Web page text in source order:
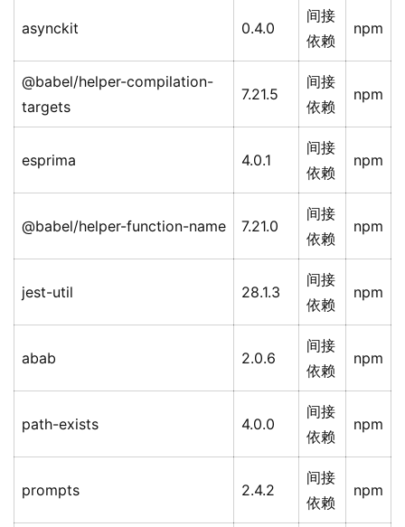
asynckit 0.4.0
间接
依赖
npm
@babel/helper-compilation-
targets
7.21.5
间接
依赖
npm
esprima 4.0.1
间接
依赖
npm
@babel/helper-function-name 7.21.0
间接
依赖
npm
jest-util 28.1.3
间接
依赖
npm
abab 2.0.6
间接
依赖
npm
path-exists 4.0.0
间接
依赖
npm
prompts 2.4.2
间接
依赖
npm